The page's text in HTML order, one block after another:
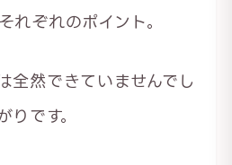
れぞれのポイント。
全然できていませんでし
りです。